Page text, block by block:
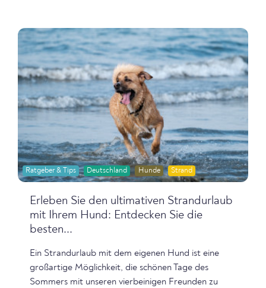
Ratgeber & Tips Deutschland Hunde Strand
Erleben Sie den ultimativen Strandurlaub
mit Ihrem Hund: Entdecken Sie die
besten...
Ein Strandurlaub mit dem eigenen Hund ist eine
großartige Möglichkeit, die schönen Tage des
Sommers mit unseren vierbeinigen Freunden zu